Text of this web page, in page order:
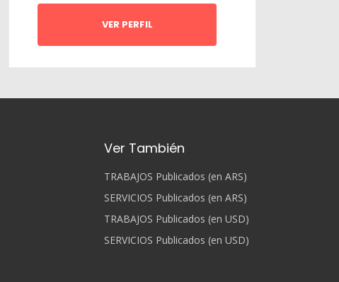
VER PERFIL
Ver También
TRABAJOS Publicados (en ARS)
SERVICIOS Publicados (en ARS)
TRABAJOS Publicados (en USD)
SERVICIOS Publicados (en USD)